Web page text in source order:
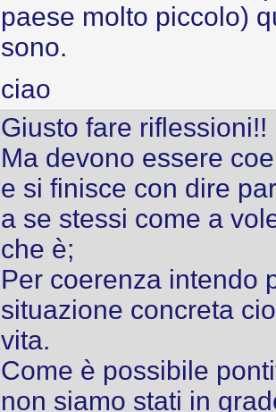
paese molto piccolo)
sono.
ciao
Giusto fare riflessioni!!
Ma devono essere
e si finisce con dire
a se stessi come a
che è;
Per coerenza intendo
situazione concreta
vita.
Come è possibile
non siamo stati in